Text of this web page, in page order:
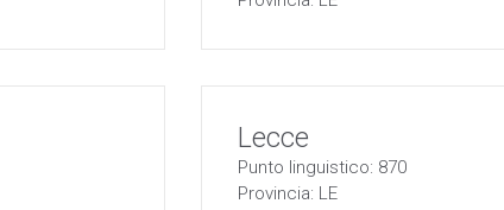
Lecce
Punto linguistico: 870
Provincia: LE